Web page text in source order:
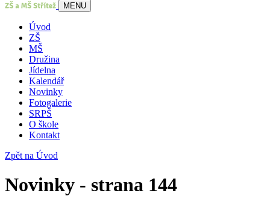
MENU
Úvod
ZŠ
MŠ
Družina
Jídelna
Kalendář
Novinky
Fotogalerie
SRPŠ
O škole
Kontakt
Zpět na Úvod
Novinky - strana 144